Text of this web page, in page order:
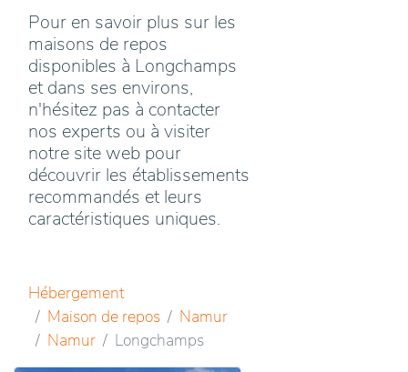
Pour en savoir plus sur les
maisons de repos
disponibles à Longchamps
et dans ses environs,
n'hésitez pas à contacter
nos experts ou à visiter
notre site web pour
découvrir les établissements
recommandés et leurs
caractéristiques uniques.
Hébergement
Maison de repos
Namur
Namur
Longchamps